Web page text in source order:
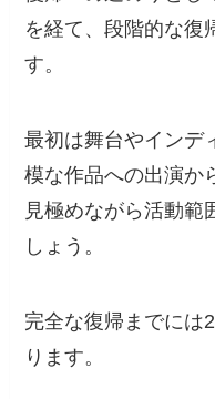
を経て、段階的な復
す。
最初は舞台やインデ
模な作品への出演か
見極めながら活動範
しょう。
完全な復帰までには
ります。